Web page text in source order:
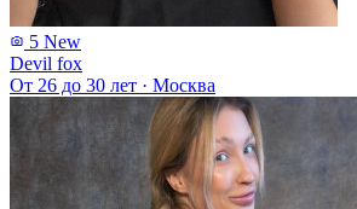
5 New
Devil fox
От 26 до 30 лет · Москва